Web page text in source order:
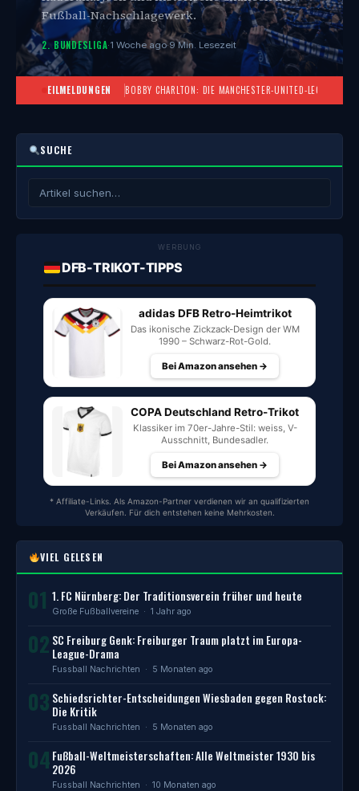
Fußball-Nachschlagewerk.
2. BUNDESLIGA·1 Woche ago·9 Min. Lesezeit
EILMELDUNGEN BOBBY CHARLTON: DIE MANCHESTER-UNITED-LEGENDE
SUCHE
WERBUNG
DFB-TRIKOT-TIPPS
adidas DFB Retro-Heimtrikot
Das ikonische Zickzack-Design der WM
1990 – Schwarz-Rot-Gold.
Bei Amazon ansehen →
COPA Deutschland Retro-Trikot
Klassiker im 70er-Jahre-Stil: weiss, V-
Ausschnitt, Bundesadler.
Bei Amazon ansehen →
* Affiliate-Links. Als Amazon-Partner verdienen wir an qualifizierten
Verkäufen. Für dich entstehen keine Mehrkosten.
VIEL GELESEN
01 1. FC Nürnberg: Der Traditionsverein früher und heute
Große Fußballvereine · 1 Jahr ago
02 SC Freiburg Genk: Freiburger Traum platzt im Europa-
League-Drama
Fussball Nachrichten · 5 Monaten ago
03 Schiedsrichter-Entscheidungen Wiesbaden gegen Rostock:
Die Kritik
Fussball Nachrichten · 5 Monaten ago
04 Fußball-Weltmeisterschaften: Alle Weltmeister 1930 bis
2026
Fussball Nachrichten · 10 Monaten ago